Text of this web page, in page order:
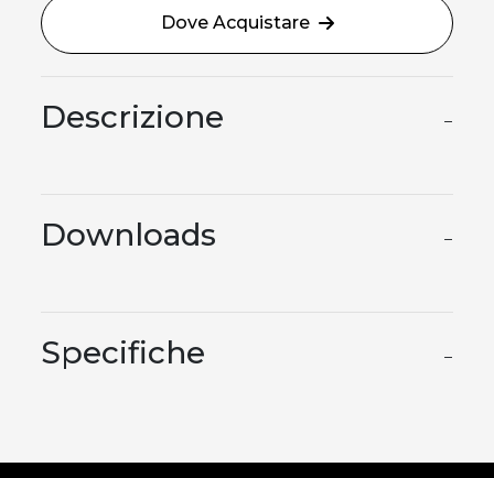
Dove Acquistare
Descrizione −
Downloads −
Specifiche −